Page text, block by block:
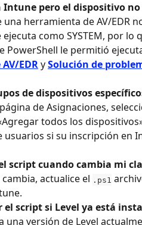
Intune pero el dispositivo no
herramienta de AV/EDR
como SYSTEM, por lo
PowerShell le permitió
EDR y Solución de
de dispositivos
de Asignaciones,
todos los
si su inscripción en
script cuando cambia mi
actualice el .ps1
el script si Level ya está
una versión de Level